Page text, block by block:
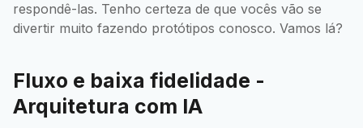
respondê-las. Tenho certeza de que vocês vão se
divertir muito fazendo protótipos conosco. Vamos lá?
Fluxo e baixa fidelidade -
Arquitetura com IA